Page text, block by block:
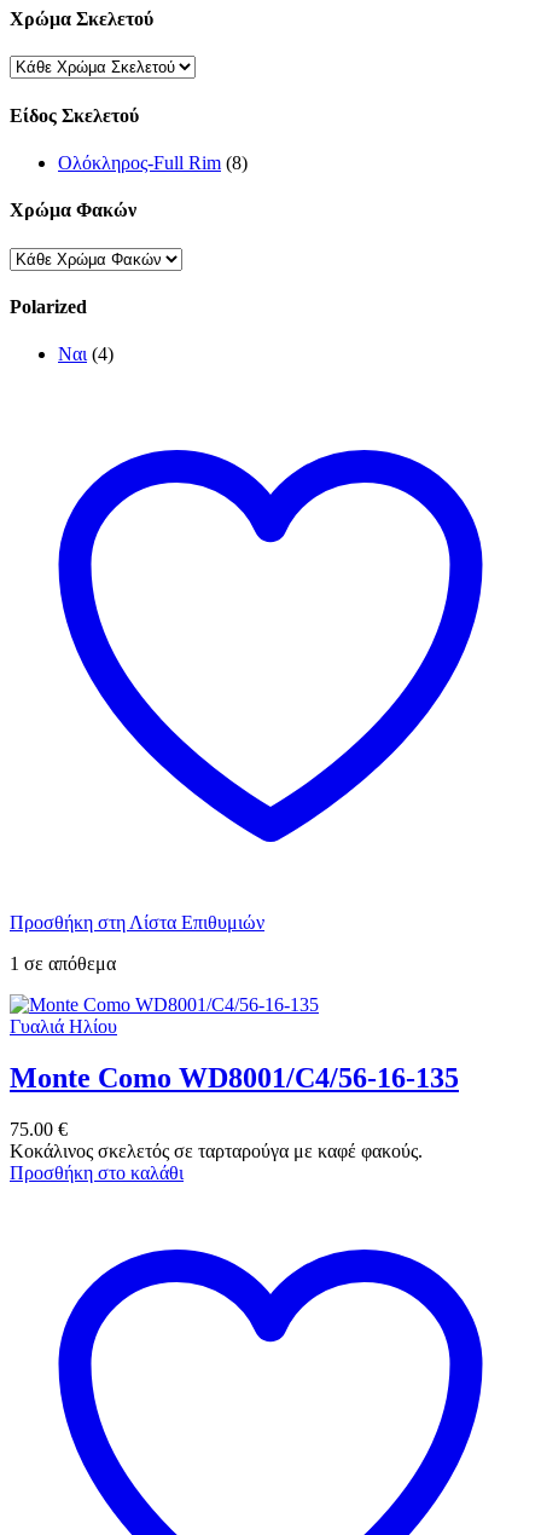
Χρώμα Σκελετού
Είδος Σκελετού
Ολόκληρος-Full Rim (8)
Χρώμα Φακών
Polarized
Ναι (4)
Προσθήκη στη Λίστα Επιθυμιών
1 σε απόθεμα
Γυαλιά Ηλίου
Monte Como WD8001/C4/56-16-135
75.00 €
Κοκάλινος σκελετός σε ταρταρούγα με καφέ φακούς.
Προσθήκη στο καλάθι